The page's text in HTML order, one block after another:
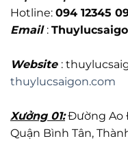
Hotline: 094 12345
Email :
Website :
thuylucsaigon.com
Xưởng 01:Đường Ao
Quận Bình Tân,